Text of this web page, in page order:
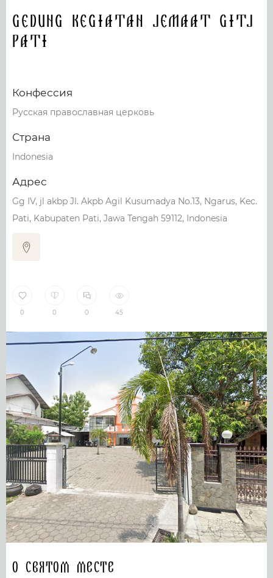
Gedung Kegiatan Jemaat GITJ
Pati
Конфессия
Русская православная церковь
Страна
Indonesia
Адрес
Gg IV, jl akbp Jl. Akpb Agil Kusumadya No.13, Ngarus, Kec.
Pati, Kabupaten Pati, Jawa Tengah 59112, Indonesia
0 0 0 45
О святом месте